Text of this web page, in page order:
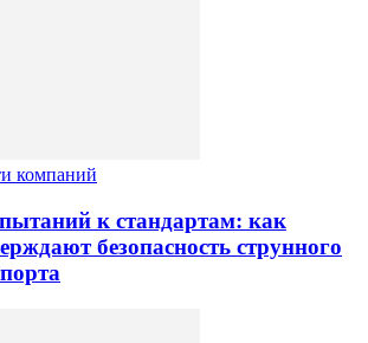
компаний
к стандартам: как
безопасность струнного